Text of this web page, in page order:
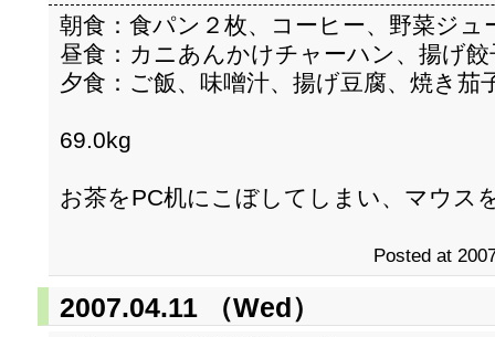
朝食：食パン２枚、コーヒー、野菜ジュ
昼食：カニあんかけチャーハン、揚げ
夕食：ご飯、味噌汁、揚げ豆腐、焼き茄
69.0kg
お茶をPC机にこぼしてしまい、マウス
Posted at
2007.04.11 （Wed）